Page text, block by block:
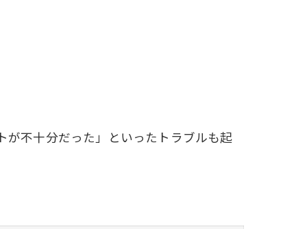
が不十分だった」といったトラブルも起